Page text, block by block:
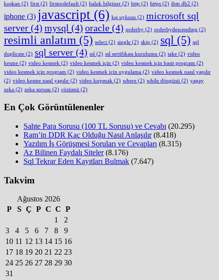
kuşkan (2) first (2) firstordefault (2) haluk bilginer (2) http (2) https (2) ibm db2 (2)
iphone (3) javascript (6) kış uykusu (2) microsoft sql
server (4) mysql (4) oracle (4) orderby (2) orderbydescending (2)
resimli anlatım (5) select (2) single (2) skip (2) sql (5) sql
duplicate (2) sql server (4) ssl (2) ssl sertifikası kurulumu (2) take (2) video
kesme (2) video kesmek (2) video kesmek için (2) video kesmek için basit program (2)
video kesmek için program (2) video kesmek için uygulama (2) video kesmek nasıl yapılır
(2) video kesme nasıl yapılır (2) video kırpmak (2) where (2) while döngüsü (2) yapay
zeka (2) zeka sorusu (2) çözümü (2)
En Çok Görüntülenenler
Sahte Para Sorusu (100 TL Sorusu) ve Cevabı (20.295)
Ram’in DDR Kaç Olduğu Nasıl Anlaşılır (8.418)
Yazılım İş Görüşmesi Soruları ve Cevapları (8.315)
Az Bilinen Faydalı Siteler (8.176)
Sql Tekrar Eden Kayıtları Bulmak (7.647)
Takvim
Ağustos 2026
P
S Ç P C C P
1
2
3
4 5 6 7 8
9
10 11 12 13 14 15 16
17 18 19 20 21 22 23
24 25 26 27 28 29 30
31